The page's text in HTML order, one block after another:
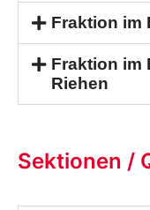
Fraktion im
Fraktion im
Riehen
Sektionen /